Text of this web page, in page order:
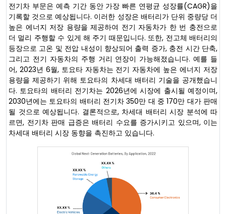
전기차 부문은 예측 기간 동안 가장 빠른 연평균 성장률(CAGR)을
기록할 것으로 예상됩니다. 이러한 성장은 배터리가 단위 중량당 더
높은 에너지 저장 용량을 제공하여 전기 자동차가 한 번 충전으로
더 멀리 주행할 수 있게 해 주기 때문입니다. 또한, 전고체 배터리의
등장으로 고온 및 전압 내성이 향상되어 출력 증가, 충전 시간 단축,
그리고 전기 자동차의 주행 거리 연장이 가능해졌습니다. 예를 들
어, 2023년 6월, 토요타 자동차는 전기 자동차에 높은 에너지 저장
용량을 제공하기 위해 토요타의 차세대 배터리 기술을 공개했습니
다. 토요타의 배터리 전기차는 2026년에 시장에 출시될 예정이며,
2030년에는 토요타의 배터리 전기차 350만 대 중 170만 대가 판매
될 것으로 예상됩니다. 결론적으로, 차세대 배터리 시장 분석에 따
르면, 전기차 판매 급증은 배터리 수요를 증가시키고 있으며, 이는
차세대 배터리 시장 동향을 촉진하고 있습니다.